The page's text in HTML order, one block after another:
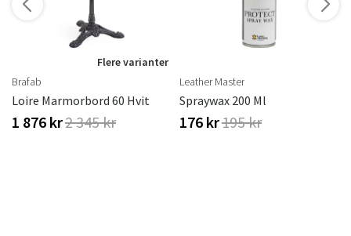
Flere varianter
Brafab
Loire Marmorbord 60 Hvit
1 876 kr2 345 kr
Leather Master
Spraywax 200 Ml
176 kr195 kr